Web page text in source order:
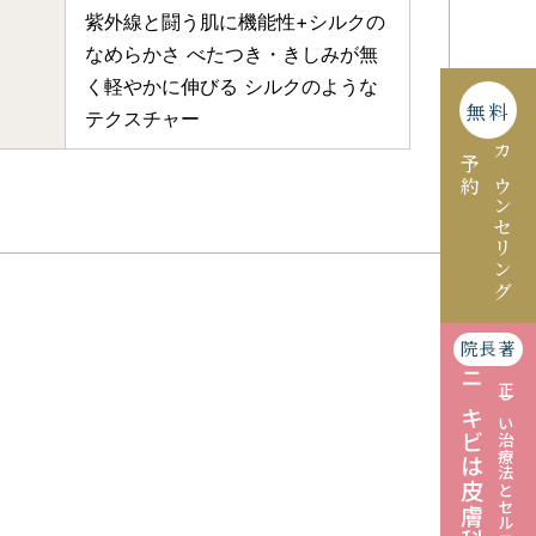
紫外線と闘う肌に機能性+シルクの
なめらかさ べたつき・きしみが無
く軽やかに伸びる シルクのような
テクスチャー
無料
カウンセリング
予約
院長著